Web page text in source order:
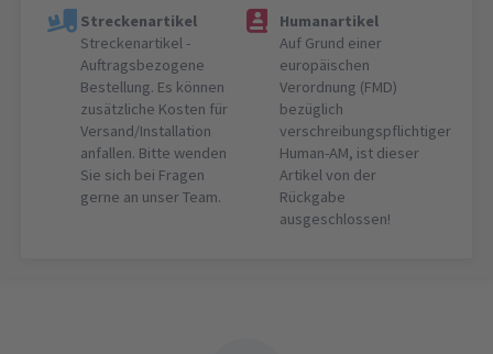
Streckenartikel
Streckenartikel -
Auftragsbezogene
Bestellung. Es können
zusätzliche Kosten für
Versand/Installation
anfallen. Bitte wenden
Sie sich bei Fragen
gerne an unser Team.
Humanartikel
Auf Grund einer
europäischen
Verordnung (FMD)
bezüglich
verschreibungspflichtiger
Human-AM, ist dieser
Artikel von der
Rückgabe
ausgeschlossen!